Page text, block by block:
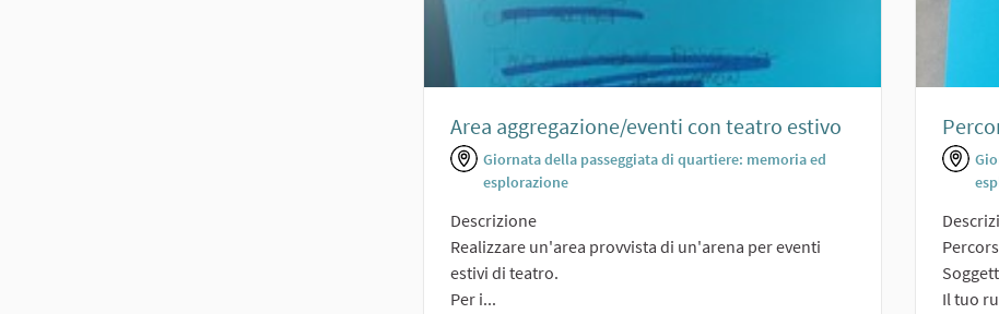
Area aggregazione/eventi con teatro estivo
Giornata della passeggiata di quartiere: memoria ed
esplorazione
Descrizione
Realizzare un'area provvista di un'arena per eventi
estivi di teatro.
Per i...
Il tuo